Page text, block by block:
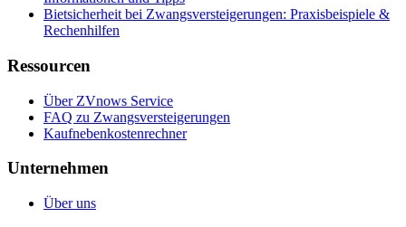
Bietsicherheit bei Zwangsversteigerungen: Praxisbeispiele &
Rechenhilfen
Ressourcen
Über ZVnows Service
FAQ zu Zwangsversteigerungen
Kaufnebenkostenrechner
Unternehmen
Über uns